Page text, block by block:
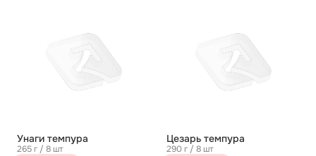
Унаги темпура
265 г / 8 шт
Цезарь темпура
290 г / 8 шт